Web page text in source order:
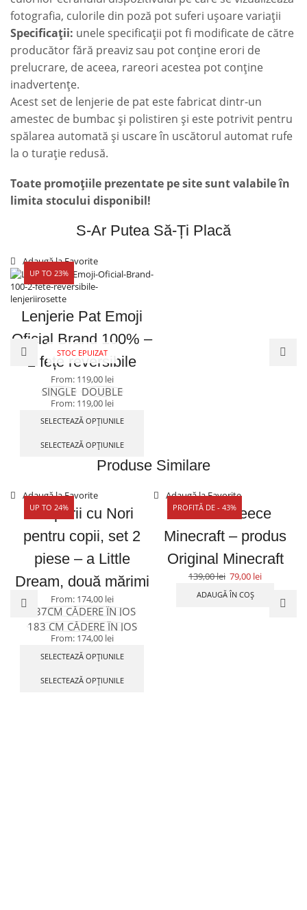
fotografia, culorile din poză pot suferi ușoare variații
Specificații: unele specificații pot fi modificate de către
producător fără preaviz sau pot conține erori de
prelucrare, de aceea, rareori acestea pot conține
inadvertențe.
Acest set de lenjerie de pat este fabricat dintr-un
amestec de bumbac și polistiren și este potrivit pentru
spălarea automată și uscare în uscătorul automat rufe
la o turație redusă.
Toate promoțiile prezentate pe site sunt valabile în
limita stocului disponibil!
S-Ar Putea Să-Ți Placă
UP TO 23%
Adaugă la Favorite
STOC EPUIZAT
Lenjerie Pat Emoji
Oficial Brand 100% –
2 fețe reversibile
From: 119,00 lei
SINGLE DOUBLE
From: 119,00 lei
SELECTEAZĂ OPȚIUNILE
SELECTEAZĂ OPȚIUNILE
Produse Similare
UP TO 24%
Adaugă la Favorite
Draperii cu Nori
pentru copii, set 2
piese – a Little
Dream, două mărimi
From: 174,00 lei
137CM CĂDERE ÎN JOS
183 CM CĂDERE ÎN JOS
From: 174,00 lei
SELECTEAZĂ OPȚIUNILE
SELECTEAZĂ OPȚIUNILE
PROFITĂ DE - 43%
Adaugă la Favorite
Pătură Fleece
Minecraft – produs
Original Minecraft
139,00lei 79,00 lei
ADAUGĂ ÎN COȘ